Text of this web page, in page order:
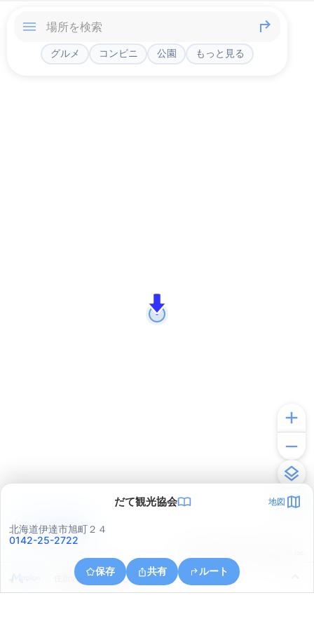
グルメ コンビニ 公園 もっと見る
だて観光協会 地図
北海道伊達市旭町２４
0142-25-2722
保存 共有 ルート
住所の取得に失敗しました
アプリで見る